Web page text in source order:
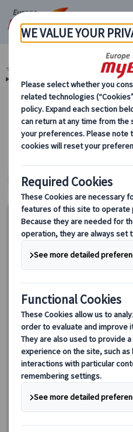
マイバス・ヨーロッパ イタリア (45)
カテゴリーから探す
市内観光 フィ
ヨーロッパ・プライベートツアー
フィレンツェ午前観光｜ドゥ
日本語公認ガイドと巡るフィレ
ゥオーモ周辺の人気スポットを